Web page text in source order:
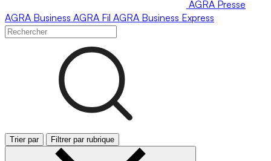
AGRA Presse
AGRA Business AGRA Fil AGRA Business Express
Trier par Filtrer par rubrique